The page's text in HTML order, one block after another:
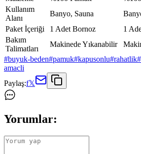
Kullanım
Alanı
Banyo, Sauna
Paket İçeriği
1 Adet Bornoz
1
Bakım
Talimatları
Makinede Yıkanabilir
#buyuk-beden#pamuk#kapusonlu#rahatlik#
amacli
Paylaş:f𝕏
Yorumlar: